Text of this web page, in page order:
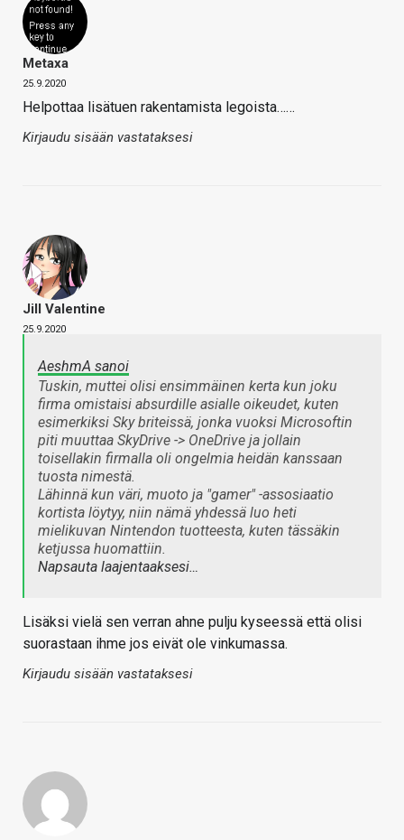
Metaxa
25.9.2020
Helpottaa lisätuen rakentamista legoista……
Kirjaudu sisään vastataksesi
Jill Valentine
25.9.2020
AeshmA sanoi
Tuskin, muttei olisi ensimmäinen kerta kun joku
firma omistaisi absurdille asialle oikeudet, kuten
esimerkiksi Sky briteissä, jonka vuoksi Microsoftin
piti muuttaa SkyDrive -> OneDrive ja jollain
toisellakin firmalla oli ongelmia heidän kanssaan
tuosta nimestä.
Lähinnä kun väri, muoto ja "gamer" -assosiaatio
kortista löytyy, niin nämä yhdessä luo heti
mielikuvan Nintendon tuotteesta, kuten tässäkin
ketjussa huomattiin.
Napsauta laajentaaksesi…
Lisäksi vielä sen verran ahne pulju kyseessä että olisi
suorastaan ihme jos eivät ole vinkumassa.
Kirjaudu sisään vastataksesi